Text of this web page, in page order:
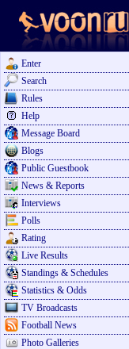
Enter
Search
Rules
Help
Message Board
Blogs
Public Guestbook
News & Reports
Interviews
Polls
Rating
Live Results
Standings & Schedules
Statistics & Odds
TV Broadcasts
Football News
Photo Galleries